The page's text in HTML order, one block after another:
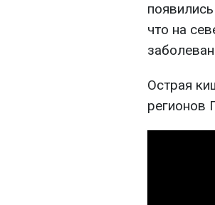
что на
Острая
регионов